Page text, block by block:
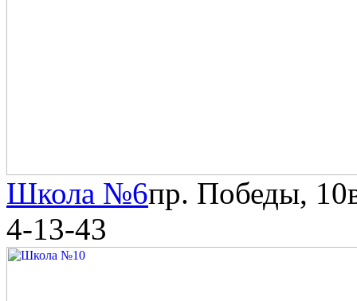
Школа №6пр. Победы,
4-13-43